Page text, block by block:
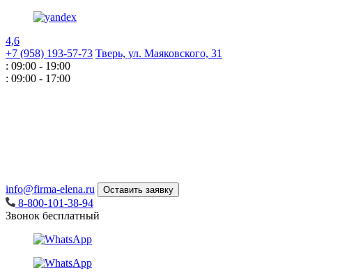
4,6
+7 (958) 193-57-73 Тверь, ул. Маяковского, 31
: 09:00 - 19:00
: 09:00 - 17:00
info@firma-elena.ru Оставить заявку
8-800-101-38-94
Звонок бесплатный